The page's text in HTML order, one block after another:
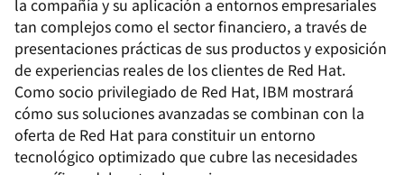
la compañía y su aplicación a entornos empresariales
tan complejos como el sector financiero, a través de
presentaciones prácticas de sus productos y exposición
de experiencias reales de los clientes de Red Hat.
Como socio privilegiado de Red Hat, IBM mostrará
cómo sus soluciones avanzadas se combinan con la
oferta de Red Hat para constituir un entorno
tecnológico optimizado que cubre las necesidades